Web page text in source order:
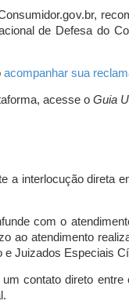
de Defesa do
acompanhar sua
acesse o Guia
a interlocução
com o
ao atendimento
e Juizados Especiais
contato direto